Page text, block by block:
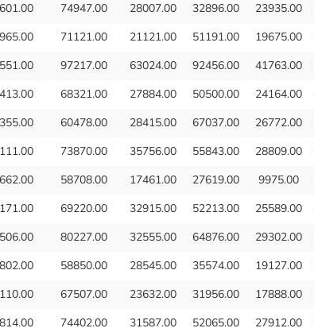
74947.00 28007.00 32896.00 23935.00
71121.00 21121.00 51191.00 19675.00
97217.00 63024.00 92456.00 41763.00
68321.00 27884.00 50500.00 24164.00
60478.00 28415.00 67037.00 26772.00
73870.00 35756.00 55843.00 28809.00
58708.00 17461.00 27619.00 9975.00
69220.00 32915.00 52213.00 25589.00
80227.00 32555.00 64876.00 29302.00
58850.00 28545.00 35574.00 19127.00
67507.00 23632.00 31956.00 17888.00
74402.00 31587.00 52065.00 27912.00